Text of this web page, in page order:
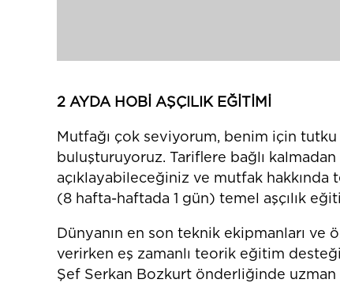
2 AYDA HOBİ AŞÇILIK EĞİTİMİ
Mutfağı çok seviyorum, benim için tutku
buluşturuyoruz. Tariflere bağlı
açıklayabileceğiniz ve mutfak hakkında
(8 hafta-haftada 1 gün) temel aşçılık
Dünyanın en son teknik ekipmanları
verirken eş zamanlı teorik eğitim
Şef Serkan Bozkurt önderliğinde